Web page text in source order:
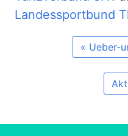
Landessportbund
« Ueber-